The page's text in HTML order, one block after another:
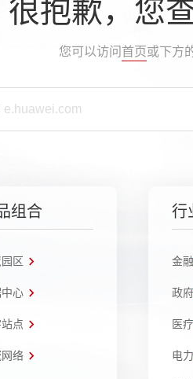
很抱歉，您
您可以访问 首页或下方
组合
区
心
点
络
行
金融
政府
医疗
电力